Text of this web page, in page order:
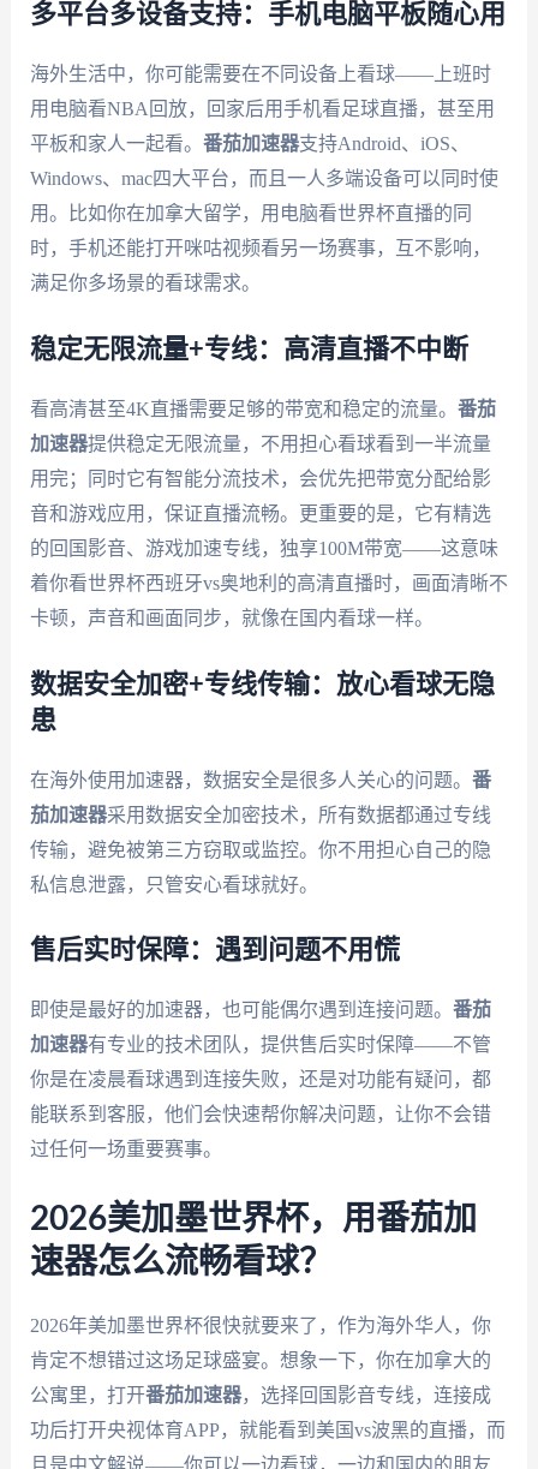
多平台多设备支持：手机电脑平板随心用
海外生活中，你可能需要在不同设备上看球——上班时
用电脑看NBA回放，回家后用手机看足球直播，甚至用
平板和家人一起看。 番茄加速器支持Android、iOS、
Windows、mac四大平台，而且一人多端设备可以同时使
用。比如你在加拿大留学，用电脑看世界杯直播的同
时，手机还能打开咪咕视频看另一场赛事，互不影响，
满足你多场景的看球需求。
稳定无限流量+专线：高清直播不中断
看高清甚至4K直播需要足够的带宽和稳定的流量。 番茄
加速器提供稳定无限流量，不用担心看球看到一半流量
用完；同时它有智能分流技术，会优先把带宽分配给影
音和游戏应用，保证直播流畅。更重要的是，它有精选
的回国影音、游戏加速专线，独享100M带宽——这意味
着你看世界杯西班牙vs奥地利的高清直播时，画面清晰不
卡顿，声音和画面同步，就像在国内看球一样。
数据安全加密+专线传输：放心看球无隐
患
在海外使用加速器，数据安全是很多人关心的问题。 番
茄加速器采用数据安全加密技术，所有数据都通过专线
传输，避免被第三方窃取或监控。你不用担心自己的隐
私信息泄露，只管安心看球就好。
售后实时保障：遇到问题不用慌
即使是最好的加速器，也可能偶尔遇到连接问题。 番茄
加速器有专业的技术团队，提供售后实时保障——不管
你是在凌晨看球遇到连接失败，还是对功能有疑问，都
能联系到客服，他们会快速帮你解决问题，让你不会错
过任何一场重要赛事。
2026美加墨世界杯，用番茄加
速器怎么流畅看球？
2026年美加墨世界杯很快就要来了，作为海外华人，你
肯定不想错过这场足球盛宴。想象一下，你在加拿大的
公寓里，打开番茄加速器，选择回国影音专线，连接成
功后打开央视体育APP，就能看到美国vs波黑的直播，而
且是中文解说——你可以一边看球，一边和国内的朋友